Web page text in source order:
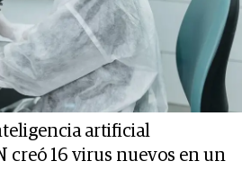
artificial
creó 16 virus nuevos en un